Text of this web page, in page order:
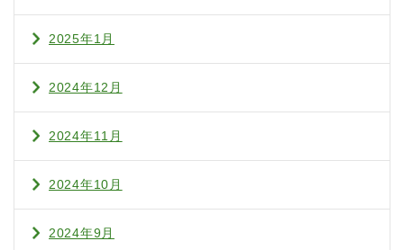
2025年1月
2024年12月
2024年11月
2024年10月
2024年9月